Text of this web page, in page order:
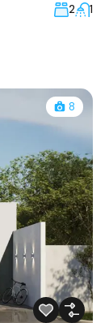
2 1
8